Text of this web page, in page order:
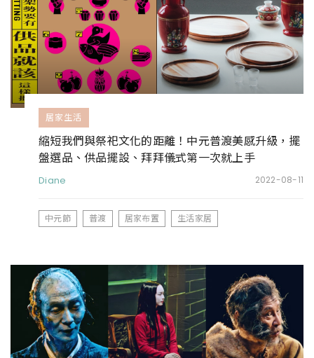
居家生活
縮短我們與祭祀文化的距離！中元普渡美感升級，擺
盤選品、供品擺設、拜拜儀式第一次就上手
Diane 2022-08-11
中元節 普渡 居家布置 生活家居